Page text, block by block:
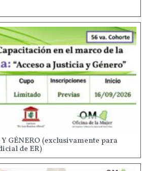
Y GÉNERO (exclusivamente para
de ER)